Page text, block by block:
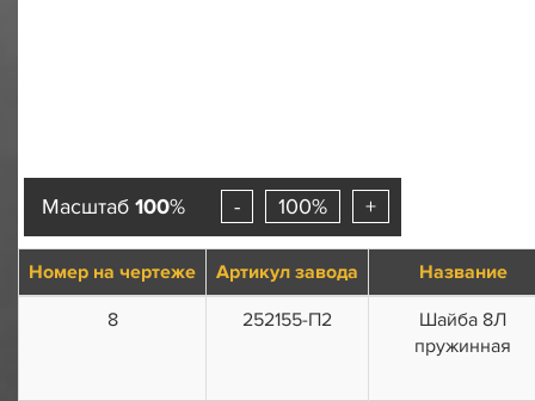
Масштаб 100% - 100% +
Номер на чертеже Артикул завода
Название
8
252155-П2
Шайба 8Л
пружинная